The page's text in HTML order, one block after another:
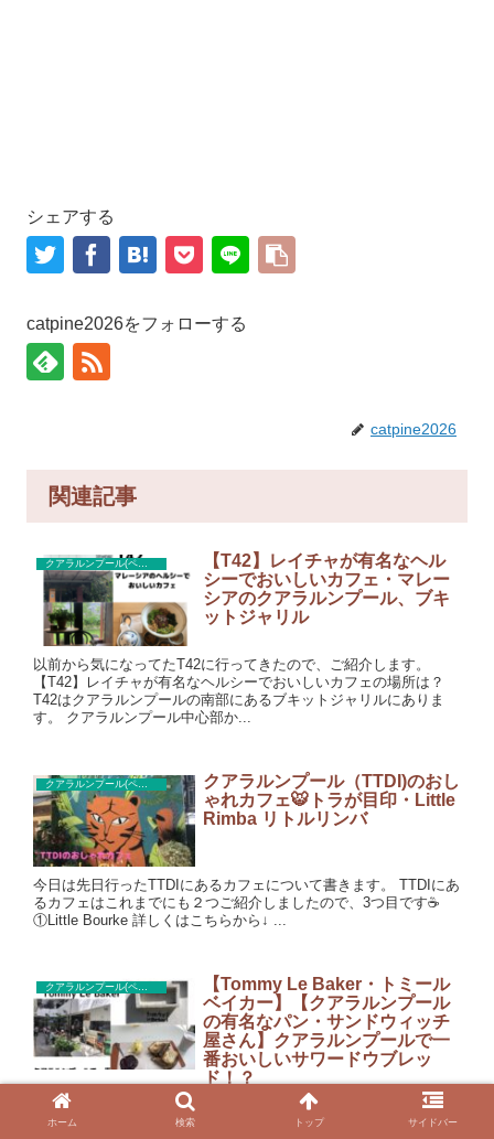
シェアする
catpine2026をフォローする
catpine2026
関連記事
【T42】レイチャが有名なヘル
シーでおいしいカフェ・マレー
シアのクアラルンプール、ブキ
ットジャリル
以前から気になってたT42に行ってきたので、ご紹介します。
【T42】レイチャが有名なヘルシーでおいしいカフェの場所は？
T42はクアラルンプールの南部にあるブキットジャリルにありま
す。 クアラルンプール中心部か...
クアラルンプール(ペタリンジャヤ)カフェ
クアラルンプール（TTDI)のおし
ゃれカフェ🐯トラが目印・Little
Rimba リトルリンバ
今日は先日行ったTTDIにあるカフェについて書きます。 TTDIにあ
るカフェはこれまでにも２つご紹介しましたので、3つ目です☕
①Little Bourke 詳しくはこちらから↓ ...
クアラルンプール(ペタリンジャヤ)カフェ
【Tommy Le Baker・トミール
ベイカー】【クアラルンプール
の有名なパン・サンドウィッチ
屋さん】クアラルンプールで一
番おいしいサワードウブレッ
ド！？
MCO(活動制限令)が始まる前に行っておいて良かったと思ったお
店のひとつです。 クアラルンプールで一番おいしいとも言われる
ホーム 検索 トップ サイドバー